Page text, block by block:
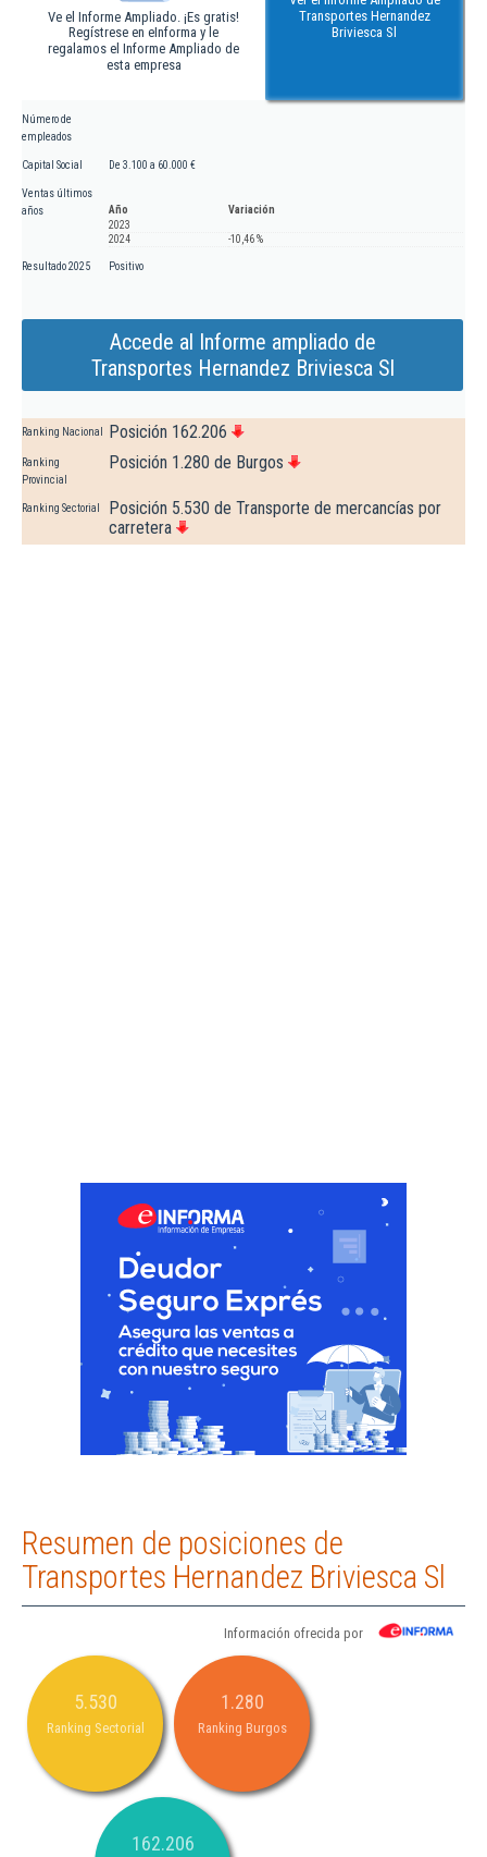
Ve el Informe Ampliado. ¡Es gratis!
Regístrese en eInforma y le
regalamos el Informe Ampliado de
esta empresa
Transportes Hernandez
Briviesca Sl
Número de
empleados
Capital Social De 3.100 a 60.000 €
Ventas últimos
años
Año
Variación
2023
2024
-10,46 %
Resultado 2025 Positivo
Accede al Informe ampliado de
Transportes Hernandez Briviesca Sl
Ranking Nacional Posición 162.206
Ranking
Provincial
Posición 1.280 de Burgos
Ranking Sectorial
Posición 5.530 de Transporte de mercancías por
carretera
Resumen de posiciones de
Transportes Hernandez Briviesca Sl
Información ofrecida por
5.530
Ranking Sectorial
1.280
Ranking Burgos
162.206